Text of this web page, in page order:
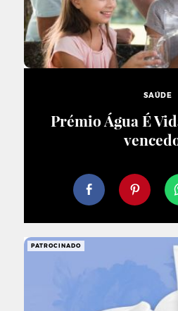
SAÚDE
Prémio Água É
PATROCINADO